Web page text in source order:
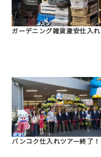
ガーデニング雑貨激安仕入れ
バンコク仕入れツアー終了！